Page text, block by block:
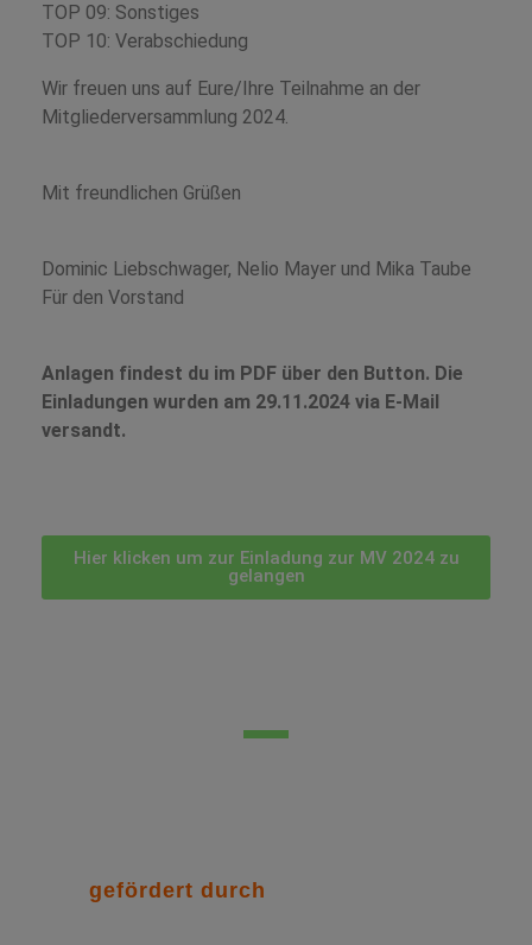
TOP 09: Sonstiges
TOP 10: Verabschiedung
Wir freuen uns auf Eure/Ihre Teilnahme an der
Mitgliederversammlung 2024.
Mit freundlichen Grüßen
Dominic Liebschwager, Nelio Mayer und Mika Taube
Für den Vorstand
Anlagen findest du im PDF über den Button. Die
Einladungen wurden am 29.11.2024 via E-Mail
versandt.
Hier klicken um zur Einladung zur MV 2024 zu
gelangen
gefördert durch